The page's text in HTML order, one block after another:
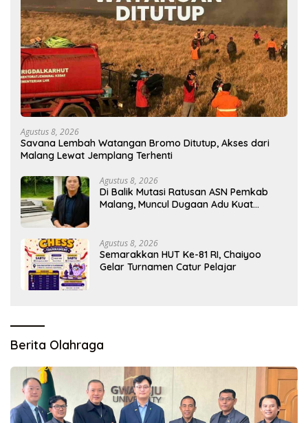
Agustus 8, 2026
Savana Lembah Watangan Bromo Ditutup, Akses dari
Malang Lewat Jemplang Terhenti
Agustus 8, 2026
Di Balik Mutasi Ratusan ASN Pemkab
Malang, Muncul Dugaan Adu Kuat
Agustus 8, 2026
Semarakkan HUT Ke-81 RI, Chaiyoo
Gelar Turnamen Catur Pelajar
Berita Olahraga